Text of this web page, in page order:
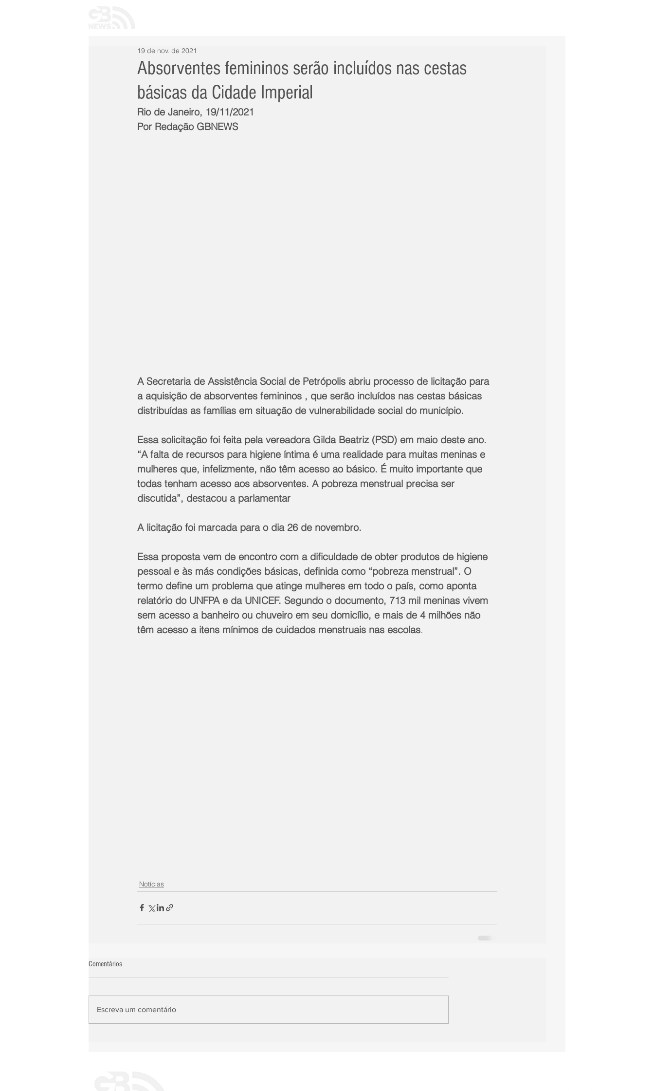
Absorventes femininos serão incluídos nas cestas
básicas da Cidade Imperial
19 de nov. de 2021
Rio de Janeiro, 19/11/2021
Por Redação GBNEWS
A Secretaria de Assistência Social de Petrópolis abriu processo de licitação para
a aquisição de absorventes femininos , que serão incluídos nas cestas básicas
distribuídas as famílias em situação de vulnerabilidade social do município.
Essa solicitação foi feita pela vereadora Gilda Beatriz (PSD) em maio deste ano.
“A falta de recursos para higiene íntima é uma realidade para muitas meninas e
mulheres que, infelizmente, não têm acesso ao básico. É muito importante que
todas tenham acesso aos absorventes. A pobreza menstrual precisa ser
discutida”, destacou a parlamentar
A licitação foi marcada para o dia 26 de novembro.
Essa proposta vem de encontro com a dificuldade de obter produtos de higiene
pessoal e às más condições básicas, definida como “pobreza menstrual”. O
termo define um problema que atinge mulheres em todo o país, como aponta
relatório do UNFPA e da UNICEF. Segundo o documento, 713 mil meninas vivem
sem acesso a banheiro ou chuveiro em seu domicílio, e mais de 4 milhões não
têm acesso a itens mínimos de cuidados menstruais nas escolas.
Notícias
Comentários
Escreva um comentário